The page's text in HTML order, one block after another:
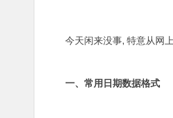
今天闲来没事, 特意从网
一、常用日期数据格式